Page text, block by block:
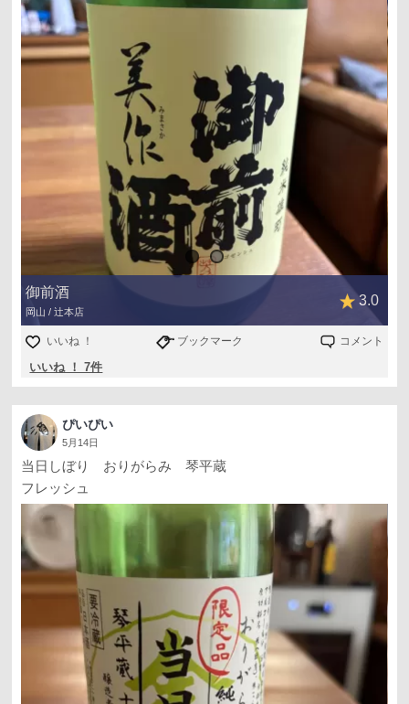
御前酒
岡山 / 辻本店
3.0
いいね ！ ブックマーク コメント
いいね ！ 7件
ぴいぴい
5月14日
当日しぼり おりがらみ 琴平蔵
フレッシュ